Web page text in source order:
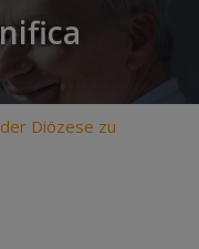
Diözese zu